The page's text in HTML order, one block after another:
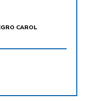
CAROL